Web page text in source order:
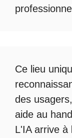
Ce lieu
des
aide au
L'IA arrive à